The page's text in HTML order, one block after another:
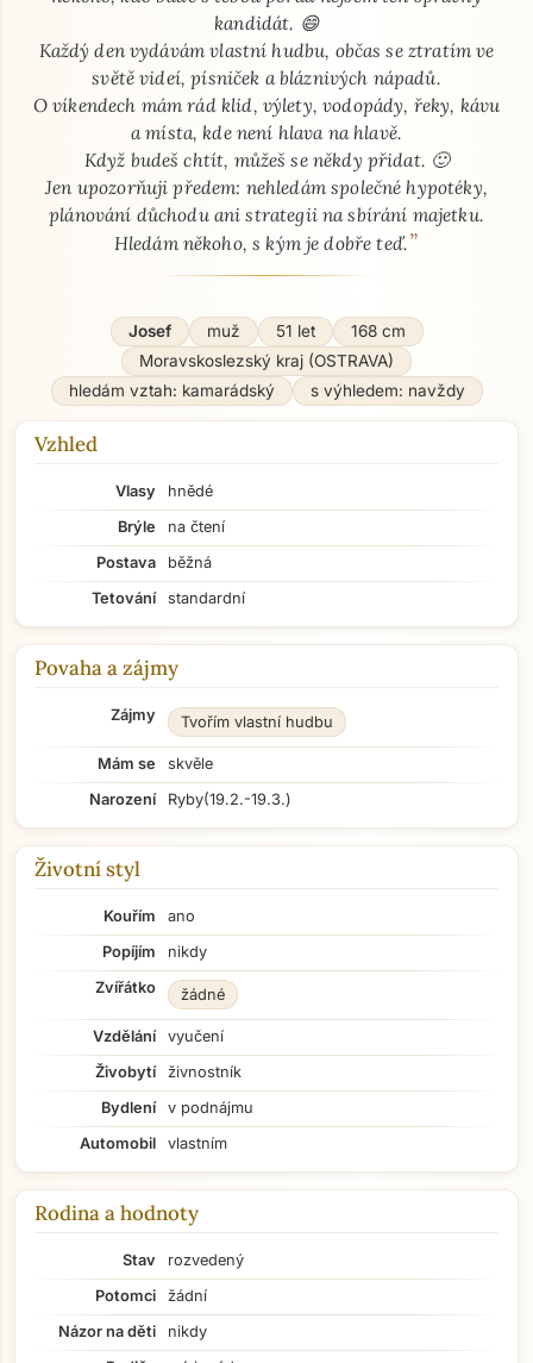
kandidát. 😄
Každý den vydávám vlastní hudbu, občas se ztratím ve
světě videí, písniček a bláznivých nápadů.
O víkendech mám rád klid, výlety, vodopády, řeky, kávu
a místa, kde není hlava na hlavě.
Když budeš chtít, můžeš se někdy přidat. 🙂
Jen upozorňuji předem: nehledám společné hypotéky,
plánování důchodu ani strategii na sbírání majetku.
Hledám někoho, s kým je dobře teď.”
Josef muž 51 let
168 cm
Moravskoslezský kraj (OSTRAVA)
hledám vztah: kamarádský
s výhledem: navždy
Vzhled
Vlasy
hnědé
Brýle
na čtení
Postava
běžná
Tetování
standardní
Povaha a zájmy
Zájmy Tvořím vlastní hudbu
Mám se
skvěle
Narození
Ryby(19.2.-19.3.)
Životní styl
Kouřím
ano
Popíjím
nikdy
Zvířátko
žádné
Vzdělání
vyučení
Živobytí
živnostník
Bydlení
v podnájmu
Automobil
vlastním
Rodina a hodnoty
Stav
rozvedený
Potomci
žádní
Názor na děti
nikdy